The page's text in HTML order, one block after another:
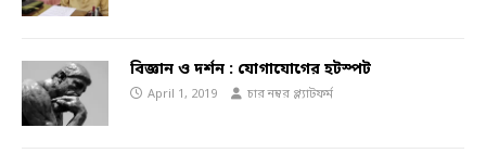
বিজ্ঞান ও দর্শন : যোগাযোগের হটস্পট
April 1, 2019 চার নম্বর প্ল্যাটফর্ম